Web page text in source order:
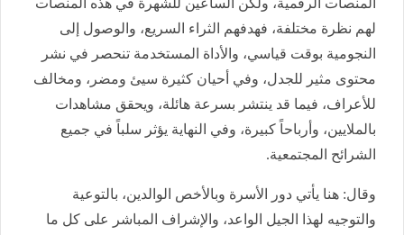
لهم نظرة مختلفة، فهدفهم الثراء السريع، والوصول إلى
النجومية بوقت قياسي، والأداة المستخدمة تنحصر في نشر
محتوى مثير للجدل، وفي أحيان كثيرة سيئ ومضر، ومخالف
للأعراف، فيما قد ينتشر بسرعة هائلة، ويحقق مشاهدات
بالملايين، وأرباحاً كبيرة، وفي النهاية يؤثر سلباً في جميع
الشرائح المجتمعية.
وقال: هنا يأتي دور الأسرة وبالأخص الوالدين، بالتوعية
والتوجيه لهذا الجيل الواعد، والإشراف المباشر على كل ما